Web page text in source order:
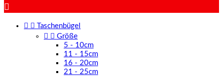

 
Taschenbügel
  Größe
5 - 10cm
11 - 15cm
16 - 20cm
21 - 25cm